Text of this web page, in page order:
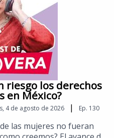
riesgo los derechos
en México?
4 de agosto de 2026 | Ep. 130
las mujeres no fueran